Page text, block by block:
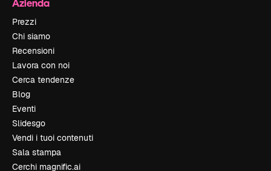
Azienda
Prezzi
Chi siamo
Recensioni
Lavora con noi
Cerca tendenze
Blog
Eventi
Slidesgo
Vendi i tuoi contenuti
Sala stampa
Cerchi magnific.ai